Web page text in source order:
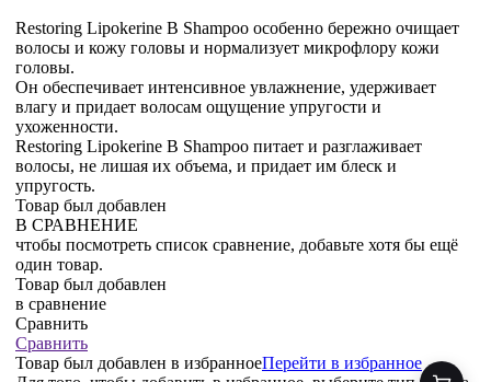
Restoring Lipokerine B Shampoo особенно бережно очищает
волосы и кожу головы и нормализует микрофлору кожи
головы.
Он обеспечивает интенсивное увлажнение, удерживает
влагу и придает волосам ощущение упругости и
ухоженности.
Restoring Lipokerine B Shampoo питает и разглаживает
волосы, не лишая их объема, и придает им блеск и
упругость.
Товар был добавлен
В СРАВНЕНИЕ
чтобы посмотреть список сравнение, добавьте хотя бы ещё
один товар.
Товар был добавлен
в сравнение
Сравнить
Сравнить
Товар был добавлен в избранноеПерейти в избранное